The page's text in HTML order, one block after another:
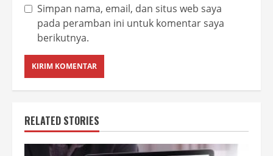
Simpan nama, email, dan situs web saya
pada peramban ini untuk komentar saya
berikutnya.
RELATED STORIES